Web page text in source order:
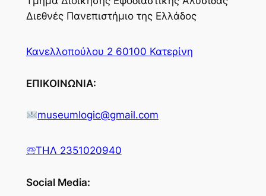
Διεθνές Πανεπιστήμιο της Ελλάδος
Κανελλοπούλου 2 60100 Κατερίνη
ΕΠΙΚΟΙΝΩΝΙΑ:
museumlogic@gmail.com
🕾ΤΗΛ 2351020940
Social Media: